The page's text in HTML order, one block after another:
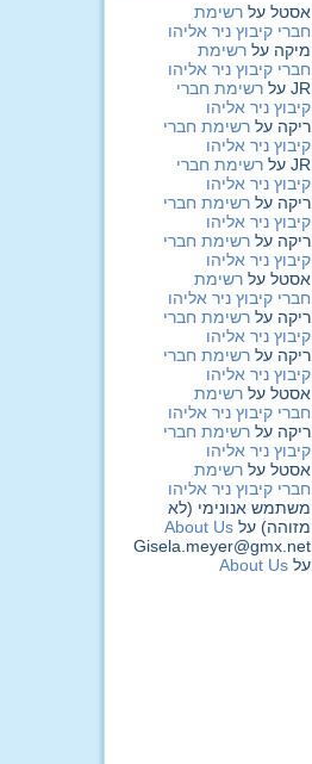
אסטל על רשימת
חברי קיבוץ ניר אליהו
מיקה על רשימת
חברי קיבוץ ניר אליהו
JR על רשימת חברי
קיבוץ ניר אליהו
ריקה על רשימת חברי
קיבוץ ניר אליהו
JR על רשימת חברי
קיבוץ ניר אליהו
ריקה על רשימת חברי
קיבוץ ניר אליהו
ריקה על רשימת חברי
קיבוץ ניר אליהו
אסטל על רשימת
חברי קיבוץ ניר אליהו
ריקה על רשימת חברי
קיבוץ ניר אליהו
ריקה על רשימת חברי
קיבוץ ניר אליהו
אסטל על רשימת
חברי קיבוץ ניר אליהו
ריקה על רשימת חברי
קיבוץ ניר אליהו
אסטל על רשימת
חברי קיבוץ ניר אליהו
משתמש אנונימי (לא
מזוהה) על About Us
Gisela.meyer@gmx.net
על About Us